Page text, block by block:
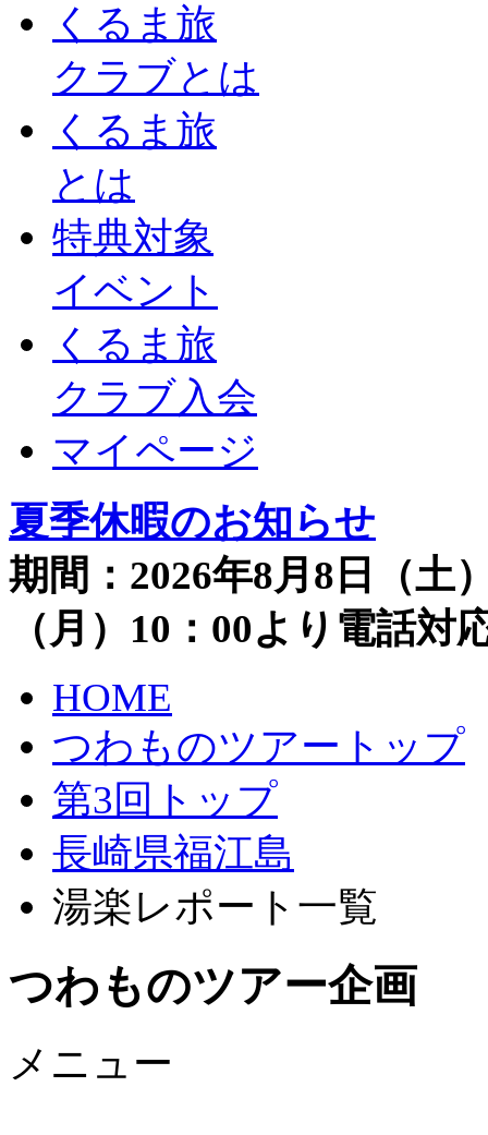
くるま旅
クラブとは
くるま旅
とは
特典対象
イベント
くるま旅
クラブ入会
マイページ
夏季休暇のお知らせ
期間：2026年8月8日（土
（月）10：00より電話
HOME
つわものツアートップ
第3回トップ
長崎県福江島
湯楽レポート一覧
つわものツアー企画
メニュー